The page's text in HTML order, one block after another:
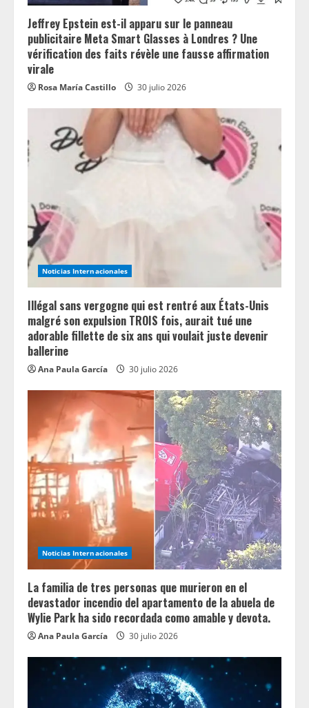
Jeffrey Epstein est-il apparu sur le panneau
publicitaire Meta Smart Glasses à Londres ? Une
vérification des faits révèle une fausse affirmation
virale
Rosa María Castillo 30 julio 2026
Noticias Internacionales
Illégal sans vergogne qui est rentré aux États-Unis
malgré son expulsion TROIS fois, aurait tué une
adorable fillette de six ans qui voulait juste devenir
ballerine
Ana Paula García 30 julio 2026
Noticias Internacionales
La familia de tres personas que murieron en el
devastador incendio del apartamento de la abuela de
Wylie Park ha sido recordada como amable y devota.
Ana Paula García 30 julio 2026